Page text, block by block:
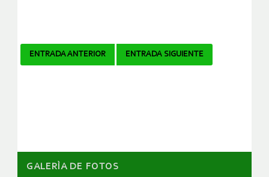
Navegador
ENTRADA ANTERIOR ENTRADA SIGUIENTE
GALERÌA DE FOTOS